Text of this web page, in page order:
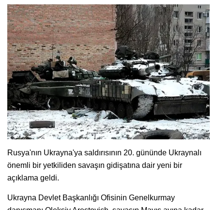
Rusya'nın Ukrayna'ya saldırısının 20. gününde Ukraynalı
önemli bir yetkiliden savaşın gidişatına dair yeni bir
açıklama geldi.
Ukrayna Devlet Başkanlığı Ofisinin Genelkurmay